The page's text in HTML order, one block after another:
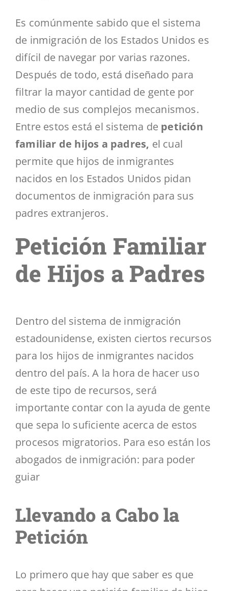
Es comúnmente sabido que el sistema
de inmigración de los Estados Unidos es
difícil de navegar por varias razones.
Después de todo, está diseñado para
filtrar la mayor cantidad de gente por
medio de sus complejos mecanismos.
Entre estos está el sistema de petición
familiar de hijos a padres, el cual
permite que hijos de inmigrantes
nacidos en los Estados Unidos pidan
documentos de inmigración para sus
padres extranjeros.
Petición Familiar
de Hijos a Padres
Dentro del sistema de inmigración
estadounidense, existen ciertos recursos
para los hijos de inmigrantes nacidos
dentro del país. A la hora de hacer uso
de este tipo de recursos, será
importante contar con la ayuda de gente
que sepa lo suficiente acerca de estos
procesos migratorios. Para eso están los
abogados de inmigración: para poder
guiar
Llevando a Cabo la
Petición
Lo primero que hay que saber es que